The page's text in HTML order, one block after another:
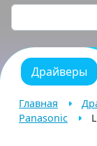
Драйверы
Главная
Panasonic